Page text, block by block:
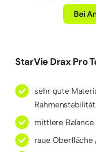
Bei
StarVie Drax Pro
sehr gute
mittlere
raue Oberfläche